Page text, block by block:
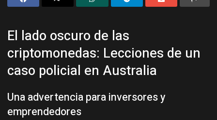
El lado oscuro de las
criptomonedas: Lecciones de un
caso policial en Australia
Una advertencia para inversores y
emprendedores